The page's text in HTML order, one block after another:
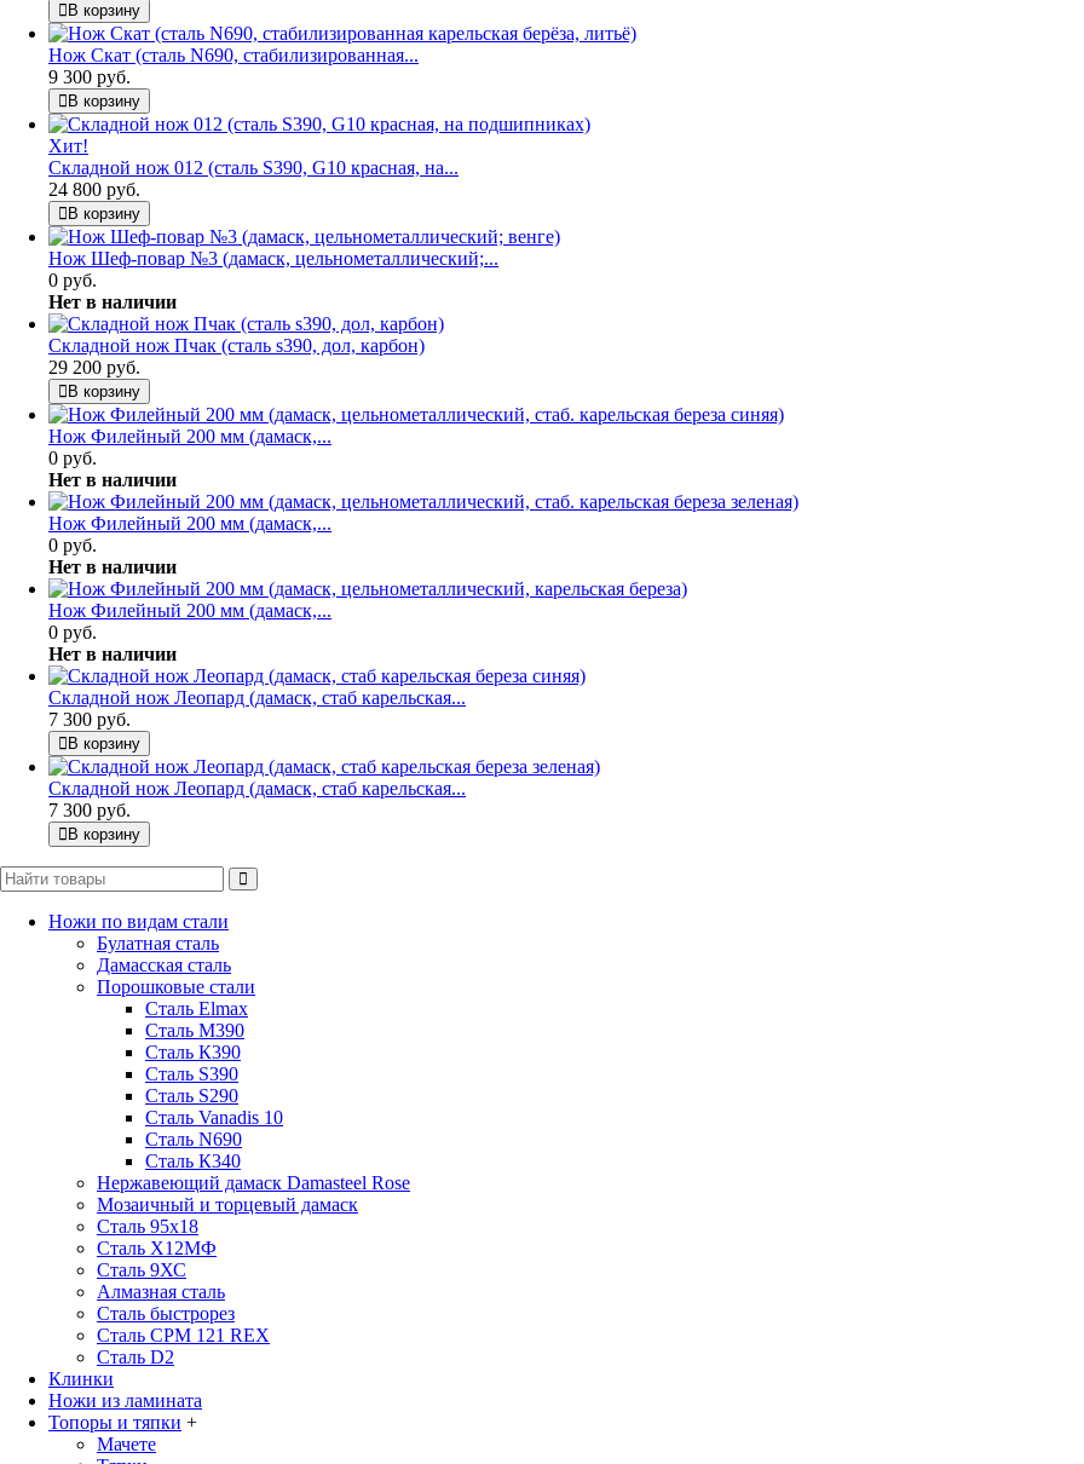
В корзину
Нож Скат (сталь N690, стабилизированная...
9 300 руб.
В корзину
Хит!
Складной нож 012 (сталь S390, G10 красная, на...
24 800 руб.
В корзину
Нож Шеф-повар №3 (дамаск, цельнометаллический;...
0 руб.
Нет в наличии
Складной нож Пчак (сталь s390, дол, карбон)
29 200 руб.
В корзину
Нож Филейный 200 мм (дамаск,...
0 руб.
Нет в наличии
Нож Филейный 200 мм (дамаск,...
0 руб.
Нет в наличии
Нож Филейный 200 мм (дамаск,...
0 руб.
Нет в наличии
Складной нож Леопард (дамаск, стаб карельская...
7 300 руб.
В корзину
Складной нож Леопард (дамаск, стаб карельская...
7 300 руб.
В корзину
Ножи по видам стали
Булатная сталь
Дамасская сталь
Порошковые стали
Сталь Elmax
Сталь М390
Сталь К390
Сталь S390
Сталь S290
Сталь Vanadis 10
Сталь N690
Сталь К340
Нержавеющий дамаск Damasteel Rose
Мозаичный и торцевый дамаск
Сталь 95х18
Сталь Х12МФ
Сталь 9ХС
Алмазная сталь
Сталь быстрорез
Сталь CPM 121 REX
Сталь D2
Клинки
Ножи из ламината
Топоры и тяпки +
Мачете